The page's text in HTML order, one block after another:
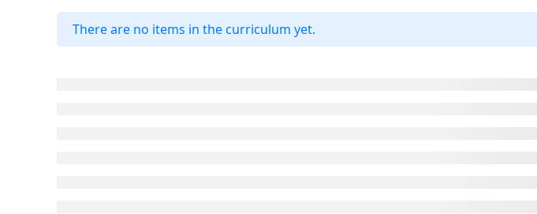
There are no items in the curriculum yet.